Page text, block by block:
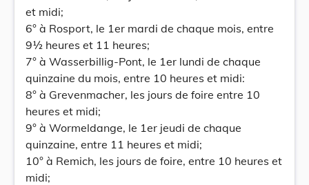
et midi;
6° à Rosport, le 1er mardi de chaque mois, entre
9½ heures et 11 heures;
7° à Wasserbillig-Pont, le 1er lundi de chaque
quinzaine du mois, entre 10 heures et midi:
8° à Grevenmacher, les jours de foire entre 10
heures et midi;
9° à Wormeldange, le 1er jeudi de chaque
quinzaine, entre 11 heures et midi;
10° à Remich, les jours de foire, entre 10 heures et
midi;